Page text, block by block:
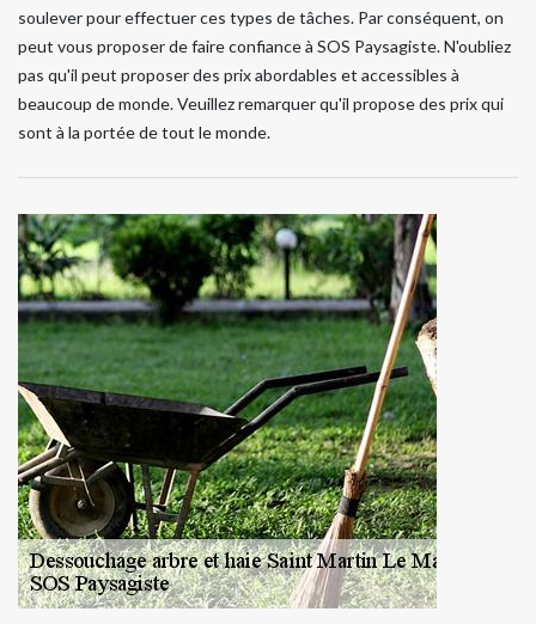
soulever pour effectuer ces types de tâches. Par conséquent, on
peut vous proposer de faire confiance à SOS Paysagiste. N'oubliez
pas qu'il peut proposer des prix abordables et accessibles à
beaucoup de monde. Veuillez remarquer qu'il propose des prix qui
sont à la portée de tout le monde.